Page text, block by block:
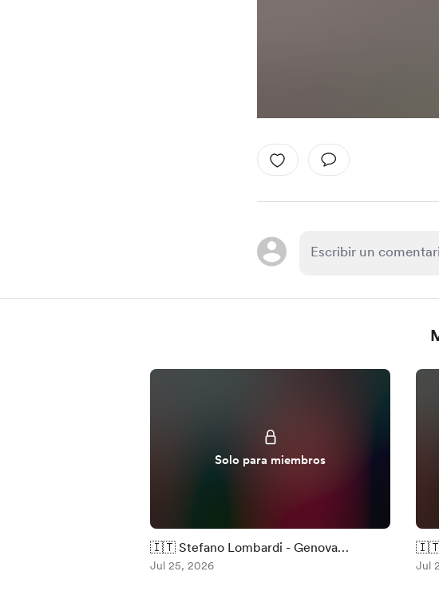
Solo para miembros
🇮🇹 Stefano Lombardi - Genova
1997/1998 #PES2021
Jul 25, 2026
🇮🇹
Jul